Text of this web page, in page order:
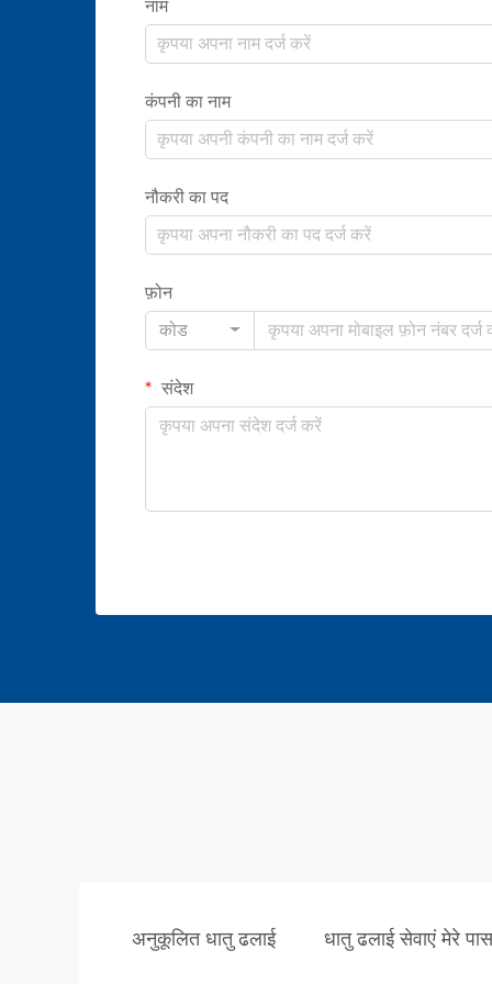
नाम
कंपनी का नाम
नौकरी का पद
फ़ोन
कोड
संदेश
अनुकूलित धातु ढलाई धातु ढलाई सेवाएं मेरे पास